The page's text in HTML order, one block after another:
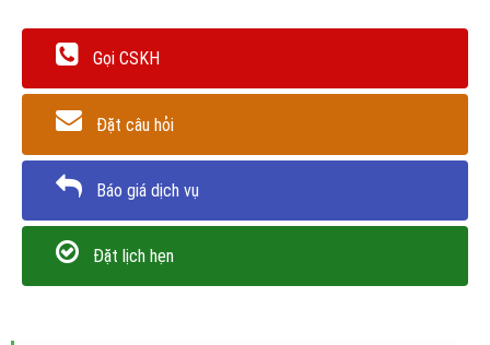
Gọi CSKH
Đặt câu hỏi
Báo giá dịch vụ
Đặt lịch hẹn